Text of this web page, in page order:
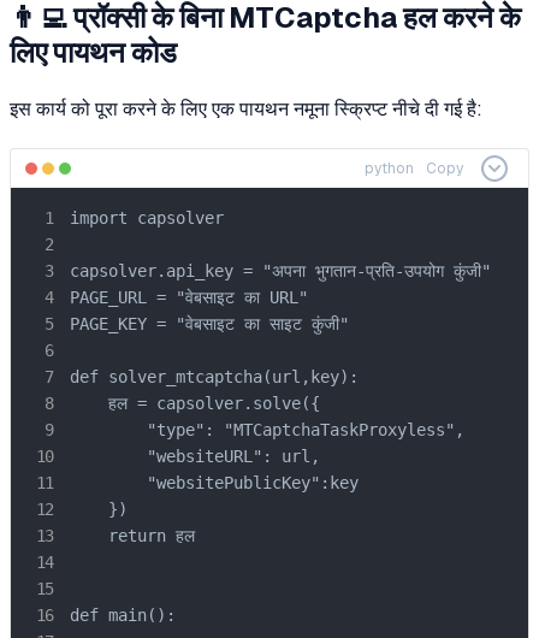
👨‍💻 प्रॉक्सी के बिना MTCaptcha हल करने के
लिए पायथन कोड
इस कार्य को पूरा करने के लिए एक पायथन नमूना स्क्रिप्ट नीचे दी गई है:
python Copy
import capsolver
capsolver.api_key = "अपना भुगतान-प्रति-उपयोग कुंजी"
PAGE_URL = "वेबसाइट का URL"
PAGE_KEY = "वेबसाइट का साइट कुंजी"
def solver_mtcaptcha(url,key):
    हल = capsolver.solve({
        "type": "MTCaptchaTaskProxyless",
        "websiteURL": url,
        "websitePublicKey":key
    })
    return हल
def main():